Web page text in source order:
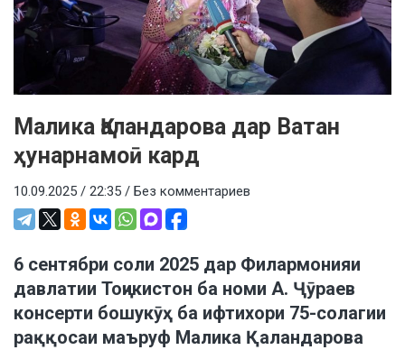
Малика Қаландарова дар Ватан
ҳунарнамоӣ кард
10.09.2025 / 22:35 / Без комментариев
6 сентябри соли 2025 дар Филармонияи
давлатии Тоҷикистон ба номи А. Ҷӯраев
консерти бошукӯҳ ба ифтихори 75-солагии
раққосаи маъруф Малика Қаландарова